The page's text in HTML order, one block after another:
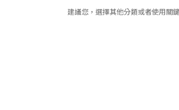
建議您，選擇其他分類或者使用關